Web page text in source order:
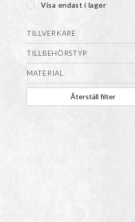
Visa endast i lager
TILLVERKARE
TILLBEHÖRSTYP
MATERIAL
Återställ filter